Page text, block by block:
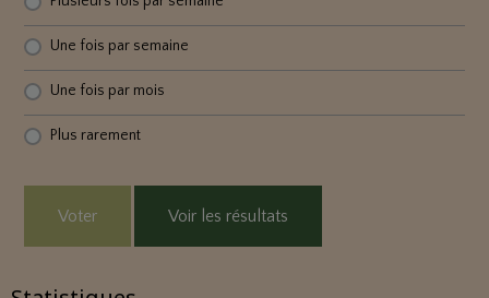
Une fois par semaine
Une fois par mois
Plus rarement
Voter Voir les résultats